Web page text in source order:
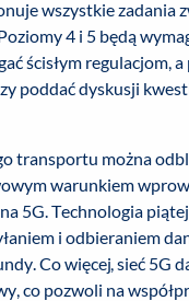
wszystkie zadania
4 i 5 będą
ścisłym regulacjom,
poddać dyskusji
transportu można
warunkiem
5G. Technologia
i odbieraniem
Co więcej, sieć 5G
co pozwoli na